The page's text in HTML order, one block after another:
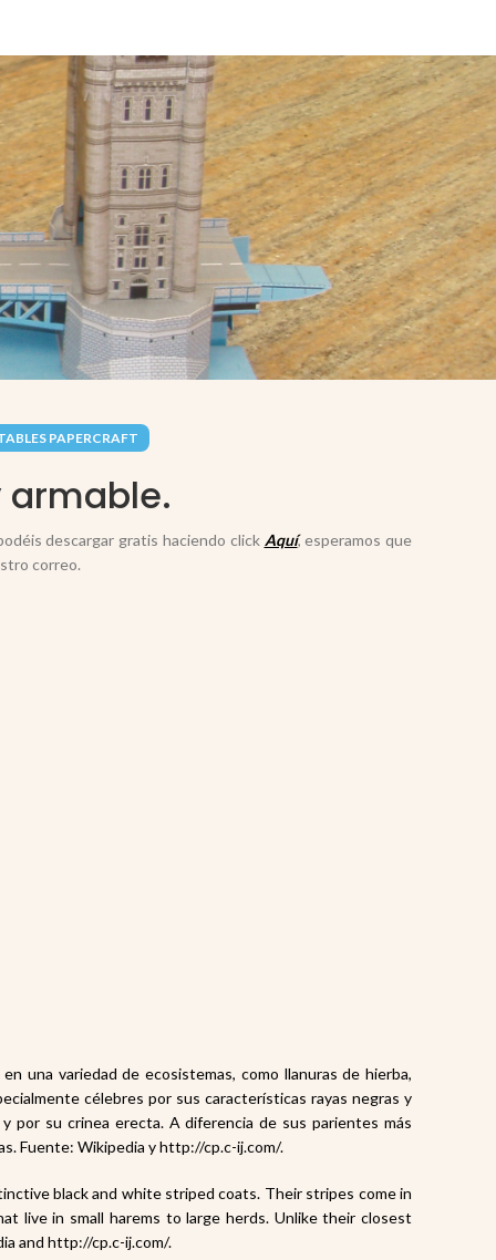
PAPERCRAFT
armable.
descargar gratis haciendo click Aquí, esperamos que
correo.
una variedad de ecosistemas, como llanuras de hierba,
célebres por sus características rayas negras y
por su crinea erecta. A diferencia de sus parientes más
. Fuente: Wikipedia y http://cp.c-ij.com/.
black and white striped coats. Their stripes come in
live in small harems to large herds. Unlike their closest
and http://cp.c-ij.com/.